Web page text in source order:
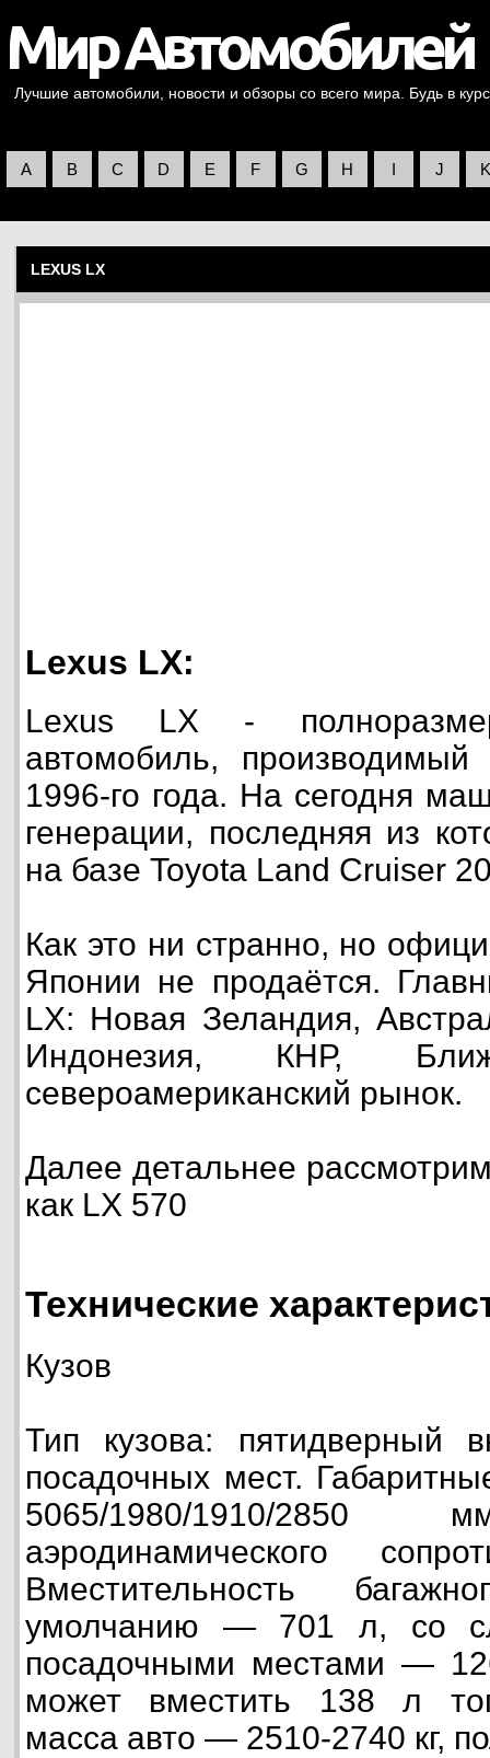
Лучшие автомобили, новости и обзоры со всего мира. Будь в
A B C D E F G H I J K
LEXUS LX
Lexus LX:
Lexus LX -
автомобиль,
1996-го года. На сегодня
генерации, последняя из
на базе Toyota Land Cruiser
Как это ни странно, но
Японии не продаётся.
LX: Новая Зеландия,
Индонезия, КНР,
североамериканский рынок.
Далее детальнее
как LX 570
Технические
Кузов
Тип кузова: пятидверный
посадочных мест.
5065/1980/1910/2850
аэродинамического
Вместительность
умолчанию — 701 л, со
посадочными местами —
может вместить 138 л
масса авто — 2510-2740 кг,